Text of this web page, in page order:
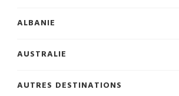
ALBANIE
AUSTRALIE
AUTRES DESTINATIONS